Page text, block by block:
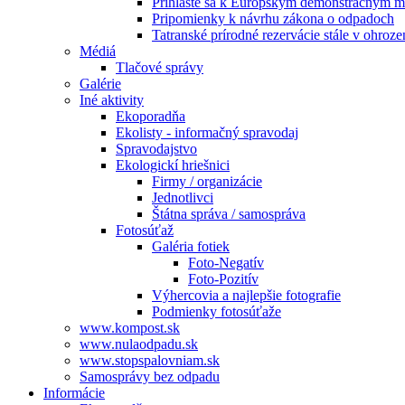
Pripomienky k návrhu zákona o odpadoch
Tatranské prírodné rezervácie stále v
Médiá
Tlačové správy
Galérie
Iné aktivity
Ekoporadňa
Ekolisty - informačný spravodaj
Spravodajstvo
Ekologickí hriešnici
Firmy / organizácie
Jednotlivci
Štátna správa / samospráva
Fotosúťaž
Galéria fotiek
Foto-Negatív
Foto-Pozitív
Výhercovia a najlepšie fotografie
Podmienky fotosúťaže
www.kompost.sk
www.nulaodpadu.sk
www.stopspalovniam.sk
Samosprávy bez odpadu
Informácie